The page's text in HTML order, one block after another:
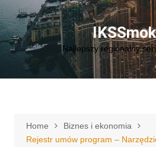
to
content
Najlepszy regionalny
Home
Biznes i ekonomia
Rejestr umów program –